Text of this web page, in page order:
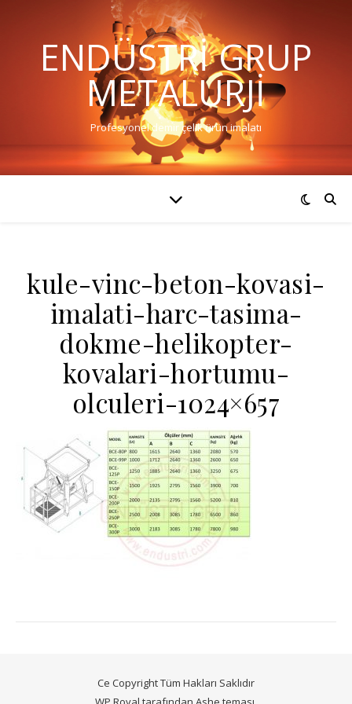
ENDÜSTRI GRUP
METALURJI
Profesyonel demir çelik ürün imalatı
kule-vinc-beton-kovasi-
imalati-harc-tasima-
dokme-helikopter-
kovalari-hortumu-
olculeri-1024×657
Ce Copyright Tüm Hakları Saklıdır